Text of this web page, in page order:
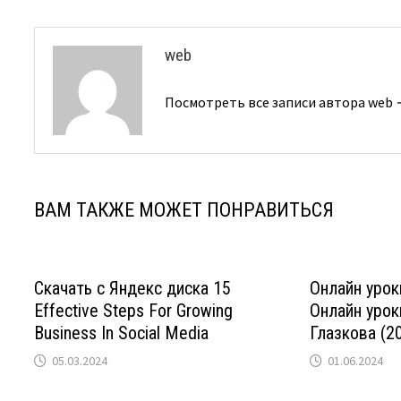
web
Посмотреть все записи автора web
ВАМ ТАКЖЕ МОЖЕТ ПОНРАВИТЬСЯ
Скачать с Яндекс диска 15
Effective Steps For Growing
Business In Social Media
05.03.2024
Онлайн
Онлайн
Глазкова
01.06.2024